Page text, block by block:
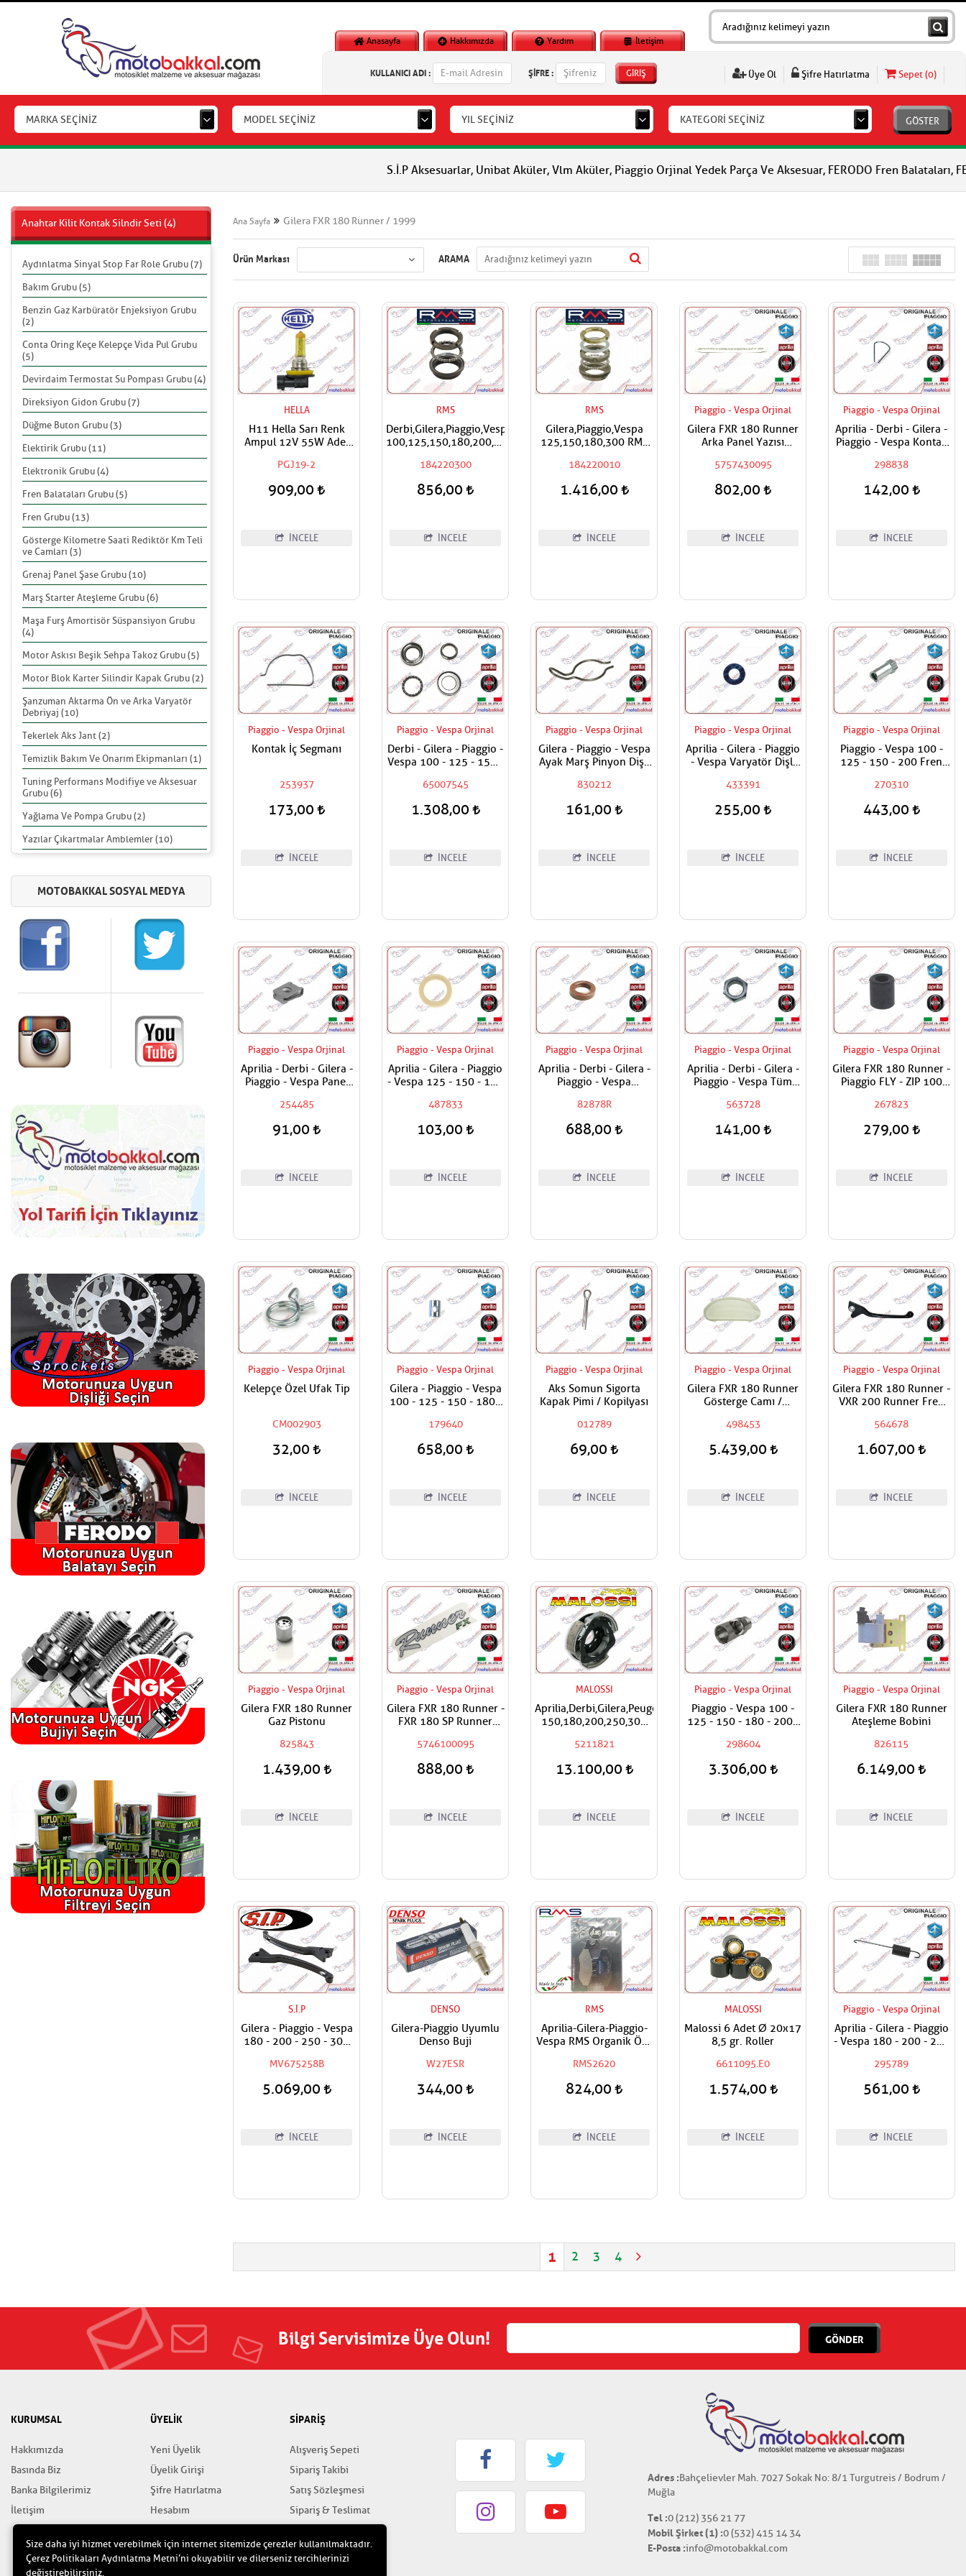
Anasayfa Hakkımızda Yardım İletişim
KULLANICI ADI : ŞİFRE : GİRİŞ Üye Ol Şifre Hatırlatma Sepet (0)
MARKA SEÇİNİZ MODEL SEÇİNİZ YIL SEÇİNİZ KATEGORİ SEÇİNİZ GÖSTER
S.İ.P Aksesuarlar, Unibat Aküler, Vlm Aküler, Piaggio Orjinal Yedek Parça Ve Aksesuar, FERODO Fren Balataları,
Anahtar Kilit Kontak Silndir Seti (4)
Aydınlatma Sinyal Stop Far Role Grubu (7)
Bakım Grubu (5)
Benzin Gaz Karbüratör Enjeksiyon Grubu
(2)
Conta Oring Keçe Kelepçe Vida Pul Grubu
(5)
Devirdaim Termostat Su Pompası Grubu (4)
Direksiyon Gidon Grubu (7)
Düğme Buton Grubu (3)
Elektirik Grubu (11)
Elektronik Grubu (4)
Fren Balataları Grubu (5)
Fren Grubu (13)
Gösterge Kilometre Saati Rediktör Km Teli
ve Camları (3)
Grenaj Panel Şase Grubu (10)
Marş Starter Ateşleme Grubu (6)
Maşa Furş Amortisör Süspansiyon Grubu
(4)
Motor Askısı Beşik Sehpa Takoz Grubu (5)
Motor Blok Karter Silindir Kapak Grubu (2)
Şanzuman Aktarma Ön ve Arka Varyatör
Debriyaj (10)
Tekerlek Aks Jant (2)
Temizlik Bakım Ve Onarım Ekipmanları (1)
Tuning Performans Modifiye ve Aksesuar
Grubu (6)
Yağlama Ve Pompa Grubu (2)
Yazılar Çıkartmalar Amblemler (10)
Ana Sayfa Gilera FXR 180 Runner / 1999
Ürün Markası ARAMA
HELLA
H11 Hella Sarı Renk
Ampul 12V 55W Adet
PGJ19-2
909,00
İNCELE
RMS
Derbi,Gilera,Piaggio,Vespa
100,125,150,180,200,250,300,400
Ön Mesnet Maşa Bilyası
184220300
856,00
İNCELE
RMS
Gilera,Piaggio,Vespa
125,150,180,300 RMS
Mesnet Maşa Bilyası
184220010
1.416,00
İNCELE
Piaggio - Vespa Orjinal
Gilera FXR 180 Runner
Arka Panel Yazısı
5757430095
802,00
İNCELE
Piaggio - Vespa Orjinal
Aprilia - Derbi - Gilera -
Piaggio - Vespa Kontak
Modeller
298838
142,00
İNCELE
Piaggio - Vespa Orjinal
Kontak İç Segmanı
253937
173,00
İNCELE
Piaggio - Vespa Orjinal
Derbi - Gilera - Piaggio -
Vespa 100 - 125 - 150 -
400 Maşa Rulman Set
Alt - Furş Rulman Set Alt
65007545
1.308,00
İNCELE
Piaggio - Vespa Orjinal
Gilera - Piaggio - Vespa
Ayak Marş Pinyon Dişli
830212
161,00
İNCELE
Piaggio - Vespa Orjinal
Aprilia - Gilera - Piaggio
- Vespa Varyatör Dişli
433391
255,00
İNCELE
Piaggio - Vespa Orjinal
Piaggio - Vespa 100 -
125 - 150 - 200 Fren
270310
443,00
İNCELE
Piaggio - Vespa Orjinal
Aprilia - Derbi - Gilera -
Piaggio - Vespa Panel
254485
91,00
İNCELE
Piaggio - Vespa Orjinal
Aprilia - Gilera - Piaggio
- Vespa 125 - 150 - 180
Egzantrik Mili Ağırlık
487833
103,00
İNCELE
Piaggio - Vespa Orjinal
Aprilia - Derbi - Gilera -
Piaggio - Vespa
Şanzuman Keçesi
82878R
688,00
İNCELE
Piaggio - Vespa Orjinal
Aprilia - Derbi - Gilera -
Piaggio - Vespa Tüm
Tekerlek Somunu
563728
141,00
İNCELE
Piaggio - Vespa Orjinal
Gilera FXR 180 Runner -
Piaggio FLY - ZIP 100
Lastiği
267823
279,00
İNCELE
Piaggio - Vespa Orjinal
Kelepçe Özel Ufak Tip
CM002903
32,00
İNCELE
Piaggio - Vespa Orjinal
Gilera - Piaggio - Vespa
100 - 125 - 150 - 180 -
Somun Alt Burcu
179640
658,00
İNCELE
Piaggio - Vespa Orjinal
Aks Somun Sigorta
Kapak Pimi / Kopilyası
012789
69,00
İNCELE
Piaggio - Vespa Orjinal
Gilera FXR 180 Runner
Gösterge Camı /
498453
5.439,00
İNCELE
Piaggio - Vespa Orjinal
Gilera FXR 180 Runner -
VXR 200 Runner Fren
Sol Adet
564678
1.607,00
İNCELE
Piaggio - Vespa Orjinal
Gilera FXR 180 Runner
Gaz Pistonu
825843
1.439,00
İNCELE
Piaggio - Vespa Orjinal
Gilera FXR 180 Runner -
FXR 180 SP Runner
5746100095
888,00
İNCELE
MALOSSI
Aprilia,Derbi,Gilera,Peugeot,Piaggio,Vespa
150,180,200,250,300
Debriyaj Balatası
5211821
13.100,00
İNCELE
Piaggio - Vespa Orjinal
Piaggio - Vespa 100 -
125 - 150 - 180 - 200 -
Kilit Yuva Demiri
298604
3.306,00
İNCELE
Piaggio - Vespa Orjinal
Gilera FXR 180 Runner
Ateşleme Bobini
826115
6.149,00
İNCELE
S.İ.P
Gilera - Piaggio - Vespa
180 - 200 - 250 - 300
Takım
MV675258B
5.069,00
İNCELE
DENSO
Gilera-Piaggio Uyumlu
Denso Buji
W27ESR
344,00
İNCELE
RMS
Aprilia-Gilera-Piaggio-
Vespa RMS Organik Ön-
RMS2620
824,00
İNCELE
MALOSSI
Malossi 6 Adet Ø 20x17
8,5 gr. Roller
6611095.E0
1.574,00
İNCELE
Piaggio - Vespa Orjinal
Aprilia - Gilera - Piaggio
- Vespa 180 - 200 - 250
- 800 - 850 Yan Sehpa
Yayı - Kısa Olan
295789
561,00
İNCELE
1 2 3 4
Bilgi Servisimize Üye Olun! GÖNDER
KURUMSAL
Hakkımızda
Basında Biz
Banka Bilgilerimiz
İletişim
ÜYELİK
Yeni Üyelik
Üyelik Girişi
Şifre Hatırlatma
Hesabım
SİPARİŞ
Alışveriş Sepeti
Sipariş Takibi
Satış Sözleşmesi
Sipariş & Teslimat
Yardım
Adres :Bahçelievler Mah. 7027 Sokak No: 8/1 Turgutreis / Bodrum /
Muğla
Tel :0 (212) 356 21 77
Mobil Şirket (1) :0 (532) 415 14 34
E-Posta :info@motobakkal.com
Size daha iyi hizmet verebilmek için internet sitemizde çerezler kullanılmaktadır.
Çerez Politikaları Aydınlatma Metni’ni okuyabilir ve dilerseniz tercihlerinizi
değiştirebilirsiniz.